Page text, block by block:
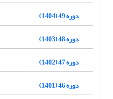
دوره 49 (1404)
دوره 48 (1403)
دوره 47 (1402)
دوره 46 (1401)